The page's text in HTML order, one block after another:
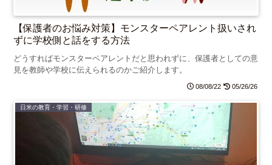
【保護者のお悩み対策】モンスターペアレント扱いされ
ずに学校側と話をする方法
どうすればモンスターペアレントだと思われずに、保護者としての意
見を教師や学校に伝えられるのかご紹介します。
08/08/22 05/26/26
日米の教育・学習・研修